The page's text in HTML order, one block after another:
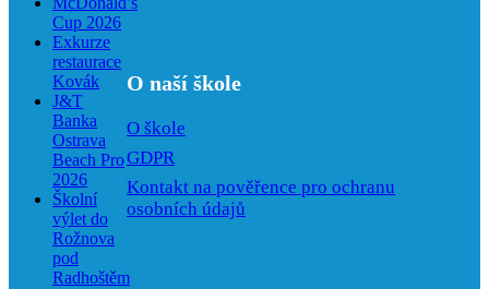
Cup 2026
Exkurze
restaurace
Kovák
J&T
Banka
Ostrava
Beach Pro
2026
Školní
výlet do
Rožnova
pod
Radhoštěm
O naší škole
O škole
GDPR
Kontakt na pověřence pro ochranu
osobních údajů